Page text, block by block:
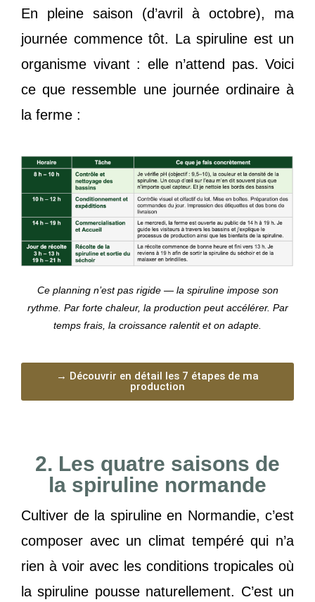
En pleine saison (d’avril à octobre), ma
journée commence tôt. La spiruline est un
organisme vivant : elle n’attend pas. Voici
ce que ressemble une journée ordinaire à
la ferme :
Ce planning n’est pas rigide — la spiruline impose son
rythme. Par forte chaleur, la production peut accélérer. Par
temps frais, la croissance ralentit et on adapte.
→ Découvrir en détail les 7 étapes de ma
production
2. Les quatre saisons de
la spiruline normande
Cultiver de la spiruline en Normandie, c’est
composer avec un climat tempéré qui n’a
rien à voir avec les conditions tropicales où
la spiruline pousse naturellement. C’est un